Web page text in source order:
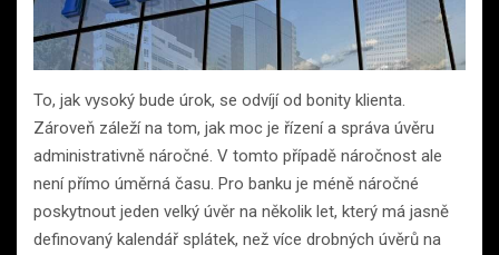
To, jak vysoký bude úrok, se odvíjí od bonity klienta.
Zároveň záleží na tom, jak moc je řízení a správa úvěru
administrativně náročné. V tomto případě náročnost ale
není přímo úměrná času. Pro banku je méně náročné
poskytnout jeden velký úvěr na několik let, který má jasně
definovaný kalendář splátek, než více drobných úvěrů na